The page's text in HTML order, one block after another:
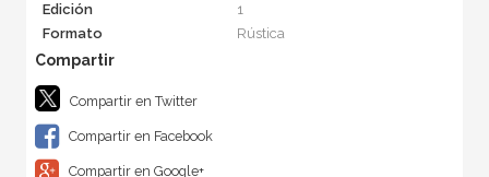
Edición
1
Formato
Rústica
Compartir en Twitter
Compartir en Facebook
Compartir en Google+